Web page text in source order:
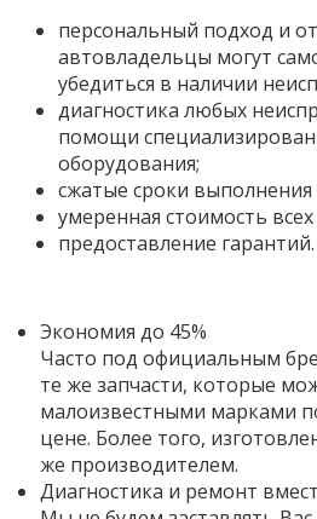
персональный подход и
автовладельцы могут
убедиться в наличии
диагностика любых
помощи
оборудования;
сжатые сроки выполнения
умеренная стоимость всех
предоставление гарантий.
Экономия до 45%
Часто под официальным
те же запчасти, которые
малоизвестными марками
цене. Более того,
же производителем.
Диагностика и ремонт